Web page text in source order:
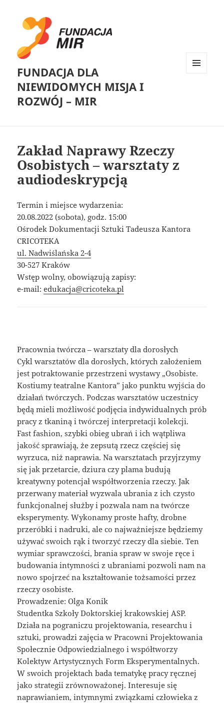
FUNDACJA DLA
NIEWIDOMYCH MISJA I
ROZWÓJ – MIR
Zakład Naprawy Rzeczy
Osobistych – warsztaty z
audiodeskrypcją
Termin i miejsce wydarzenia:
20.08.2022 (sobota), godz. 15:00
Ośrodek Dokumentacji Sztuki Tadeusza Kantora
CRICOTEKA
ul. Nadwiślańska 2-4
30-527 Kraków
Wstęp wolny, obowiązują zapisy:
e-mail:edukacja@cricoteka.pl
Pracownia twórcza – warsztaty dla dorosłych
Cykl warsztatów dla dorosłych, których założeniem
jest potraktowanie przestrzeni wystawy „Osobiste.
Kostiumy teatralne Kantora” jako punktu wyjścia do
działań twórczych. Podczas warsztatów uczestnicy
będą mieli możliwość podjęcia indywidualnych prób
pracy z tkaniną i twórczej interpretacji kolekcji.
Fast fashion, szybki obieg ubrań i ich wątpliwa
jakość sprawiają, że zepsutą rzecz częściej się
wyrzuca, niż naprawia. Na warsztatach przyjrzymy
się jak przetarcie, dziura czy plama budują
kreatywny potencjał współtworzenia rzeczy. Jak
przerwany materiał wyzwala ubrania z ich czysto
funkcjonalnej służby i pozwala nam na twórcze
eksperymenty. Wykonamy proste hafty, drobne
przeróbki i nadruki, ale co najważniejsze będziemy
używać swoich rąk i tworzyć rzeczy dla siebie. Ten
wymiar sprawczości, brania spraw w swoje ręce i
budowania intymności z ubraniami pozwoli nam na
nowo spojrzeć na kształtowanie tożsamości przez
rzeczy osobiste.
Prowadzenie: Olga Konik
Studentka Szkoły Doktorskiej krakowskiej ASP.
Działa na pograniczu projektowania, researchu i
sztuki, prowadzi zajęcia w Pracowni Projektowania
Społecznie Odpowiedzialnego i współtworzy
Kolektyw Artystycznych Form Eksperymentalnych.
W swoich projektach bada tematykę pracy ręcznej
jako strategii zrównoważonej. Interesuje się
naprawianiem, intymnymi związkami człowieka z